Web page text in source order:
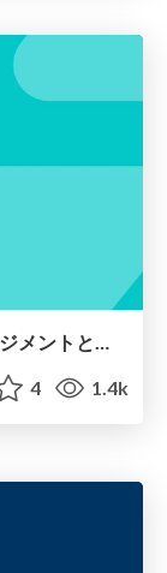
パブリッククラウドのプロダクトマネジメントとアーキテクト
4 1.4k